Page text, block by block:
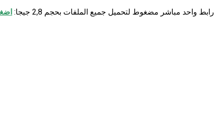
رابط واحد مباشر مضغوط لتحميل جميع الملفات بحجم 2,8 جيجا: